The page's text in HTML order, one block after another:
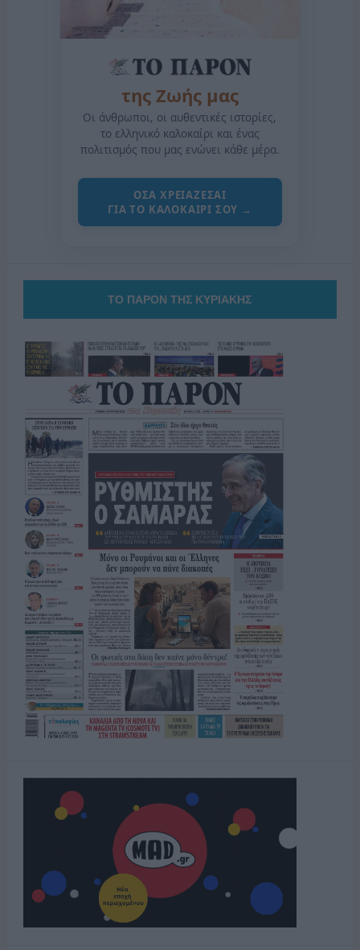
της Ζωής μας
Οι άνθρωποι, οι αυθεντικές ιστορίες,
το ελληνικό καλοκαίρι και ένας
πολιτισμός που μας ενώνει κάθε μέρα.
ΟΣΑ ΧΡΕΙΑΖΕΣΑΙ
ΓΙΑ ΤΟ ΚΑΛΟΚΑΙΡΙ ΣΟΥ →
ΤΟ ΠΑΡΟΝ ΤΗΣ ΚΥΡΙΑΚΗΣ